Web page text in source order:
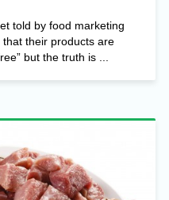
told by food marketing
that their products are
but the truth is ...